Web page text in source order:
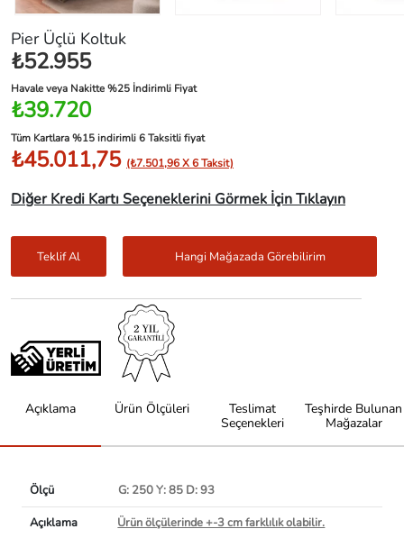
Pier Üçlü Koltuk
₺52.955
Havale veya Nakitte %25 İndirimli Fiyat
₺39.720
Tüm Kartlara %15 indirimli 6 Taksitli fiyat
₺45.011,75 (₺7.501,96 X 6 Taksit)
Diğer Kredi Kartı Seçeneklerini Görmek İçin Tıklayın
Teklif Al Hangi Mağazada Görebilirim
Açıklama Ürün Ölçüleri
Teslimat
Seçenekleri
Teşhirde Bulunan
Mağazalar
Ölçü
G: 250 Y: 85 D: 93
Açıklama
Ürün ölçülerinde +-3 cm farklılık olabilir.